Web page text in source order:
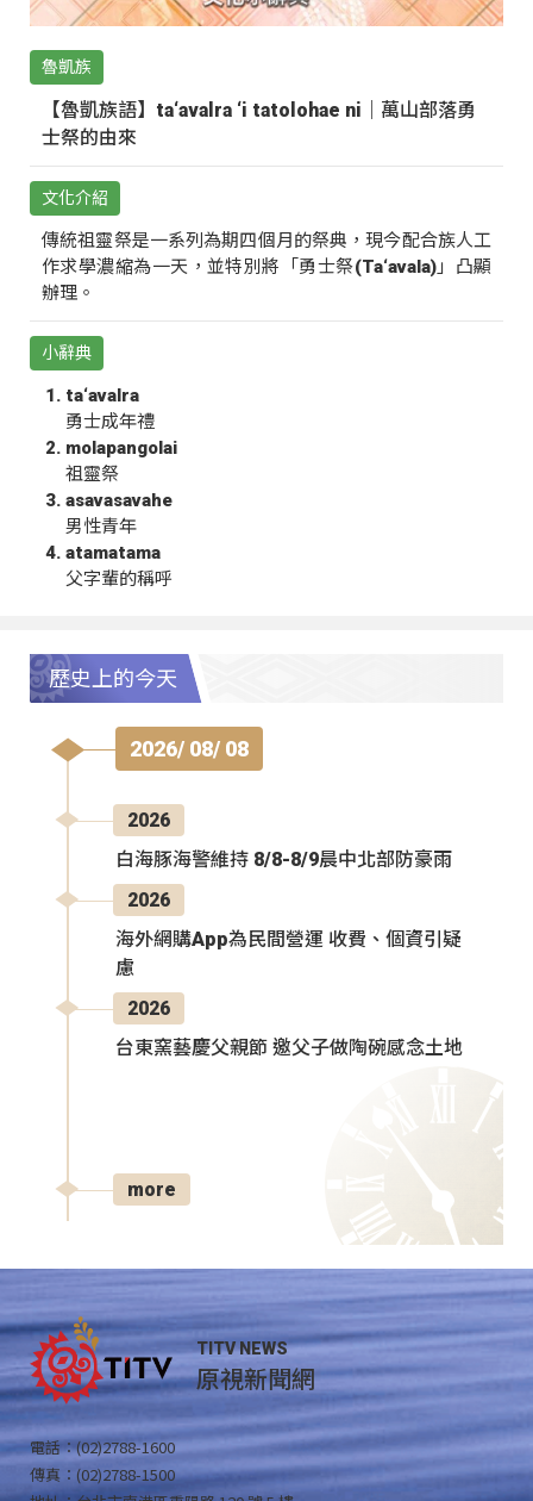
魯凱族
【魯凱族語】ta‘avalra ‘i tatolohae ni｜萬山部落勇
士祭的由來
文化介紹
傳統祖靈祭是一系列為期四個月的祭典，現今配合族人工
作求學濃縮為一天，並特別將「勇士祭(Ta‘avala)」凸顯
辦理。
小辭典
ta‘avalra
勇士成年禮
molapangolai
祖靈祭
asavasavahe
男性青年
atamatama
父字輩的稱呼
歷史上的今天
2026/ 08/ 08
2026
白海豚海警維持 8/8-8/9晨中北部防豪雨
2026
海外網購App為民間營運 收費、個資引疑
慮
2026
台東窯藝慶父親節 邀父子做陶碗感念土地
more
TITV NEWS
原視新聞網
電話：(02)2788-1600
傳真：(02)2788-1500